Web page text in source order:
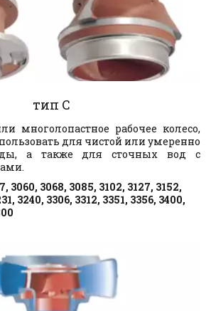
тип C
многолопастное рабочее колесо,
для чистой или умеренно
а также для сточных вод с
3060, 3068, 3085, 3102, 3127, 3152,
3240, 3306, 3312, 3351, 3356, 3400,